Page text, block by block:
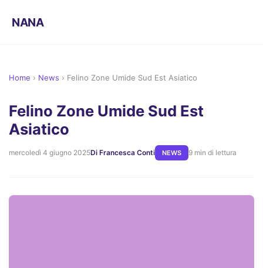
NANA
Home › News › Felino Zone Umide Sud Est Asiatico
Felino Zone Umide Sud Est
Asiatico
mercoledì 4 giugno 2025Di Francesca Conti NEWS 9 min di lettura